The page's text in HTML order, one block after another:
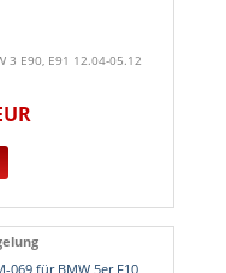
3 E90, E91 12.04-05.12